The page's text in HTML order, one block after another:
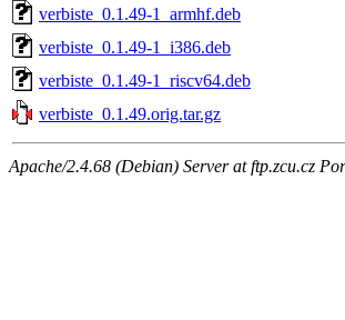
verbiste_0.1.49-1_armhf.deb
verbiste_0.1.49-1_i386.deb
verbiste_0.1.49-1_riscv64.deb
verbiste_0.1.49.orig.tar.gz
Apache/2.4.68 (Debian) Server at ftp.zcu.cz